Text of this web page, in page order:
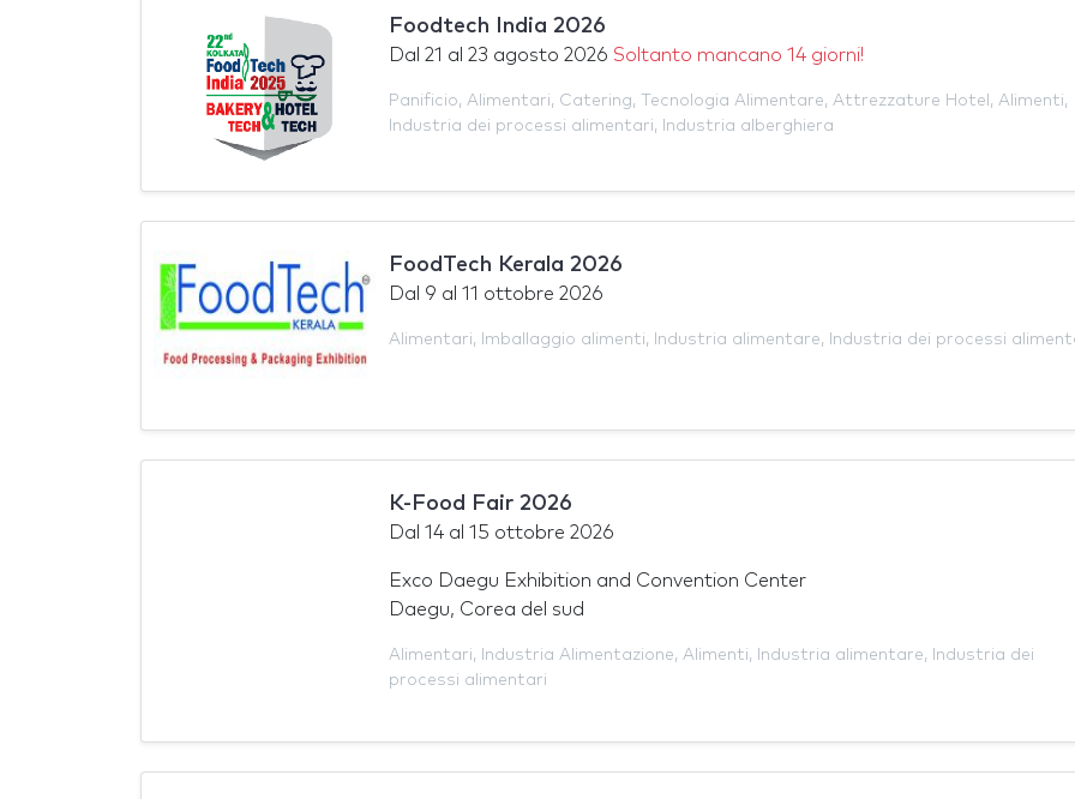
Foodtech India 2026
Dal 21 al 23 agosto 2026 Soltanto mancano 14 giorni!
Panificio, Alimentari, Catering, Tecnologia Alimentare, Attrezzature Hotel , Alimenti,
Industria dei processi alimentari, Industria alberghiera
FoodTech Kerala 2026
Dal 9 al 11 ottobre 2026
Alimentari, Imballaggio alimenti, Industria alimentare, Industria dei processi
K-Food Fair 2026
Dal 14al 15 ottobre 2026
Exco Daegu Exhibition and Convention Center
Daegu, Corea del sud
Alimentari, Industria Alimentazione, Alimenti, Industria alimentare,
Industria dei
processi alimentari